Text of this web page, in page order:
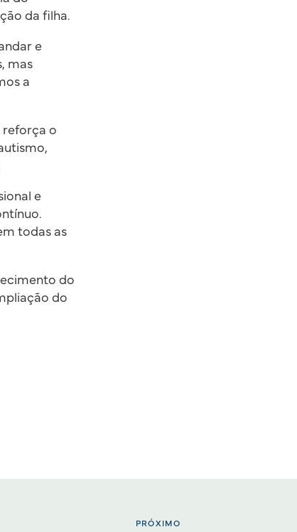
da filha.
e
mas
a
reforça o
e
todas as
do
do
PRÓXIMO